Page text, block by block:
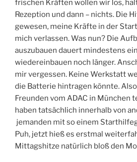
frischen Kräften wollen wir los,
Rezeption und dann – nichts. Die
gewesen, meine Kräfte in der
mich verlassen. Was nun? Die
auszubauen dauert mindestens
wiedereinbauen noch länger.
mir vergessen. Keine Werkstatt
die Batterie hintragen könnte.
Freunden vom ADAC in München
haben tatsächlich innerhalb von
jemanden mit so einem
Puh, jetzt hieß es erstmal
Mittagshitze natürlich bloß den